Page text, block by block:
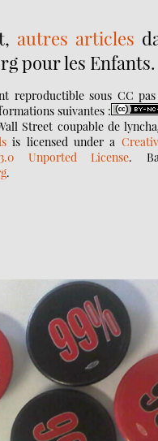
autres articles
pour les Enfants.
reproductible sous CC pas
suivantes :
Street coupable de
is licensed under a
Unported License.
.